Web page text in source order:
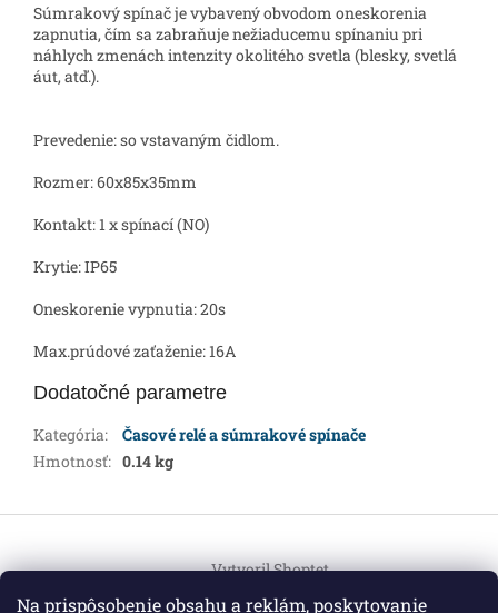
Na prispôsobenie obsahu a reklám, poskytovanie
Súmrakový spínač je vybavený obvodom oneskorenia
zapnutia, čím sa zabraňuje nežiaducemu spínaniu pri
náhlych zmenách intenzity okolitého svetla (blesky, svetlá
áut, atď.).
Prevedenie: so vstavaným čidlom.
Rozmer: 60x85x35mm
Kontakt: 1 x spínací (NO)
Krytie: IP65
Oneskorenie vypnutia: 20s
Max.prúdové zaťaženie: 16A
Dodatočné parametre
Kategória:
Časové relé a súmrakové spínače
Hmotnosť: 0.14 kg
p
Vytvoril Shoptet